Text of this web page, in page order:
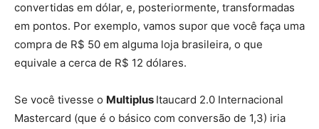
convertidas em dólar, e, posteriormente, transformadas
em pontos. Por exemplo, vamos supor que você faça uma
compra de R$ 50 em alguma loja brasileira, o que
equivale a cerca de R$ 12 dólares.
Se você tivesse o Multiplus Itaucard 2.0 Internacional
Mastercard (que é o básico com conversão de 1,3) iria